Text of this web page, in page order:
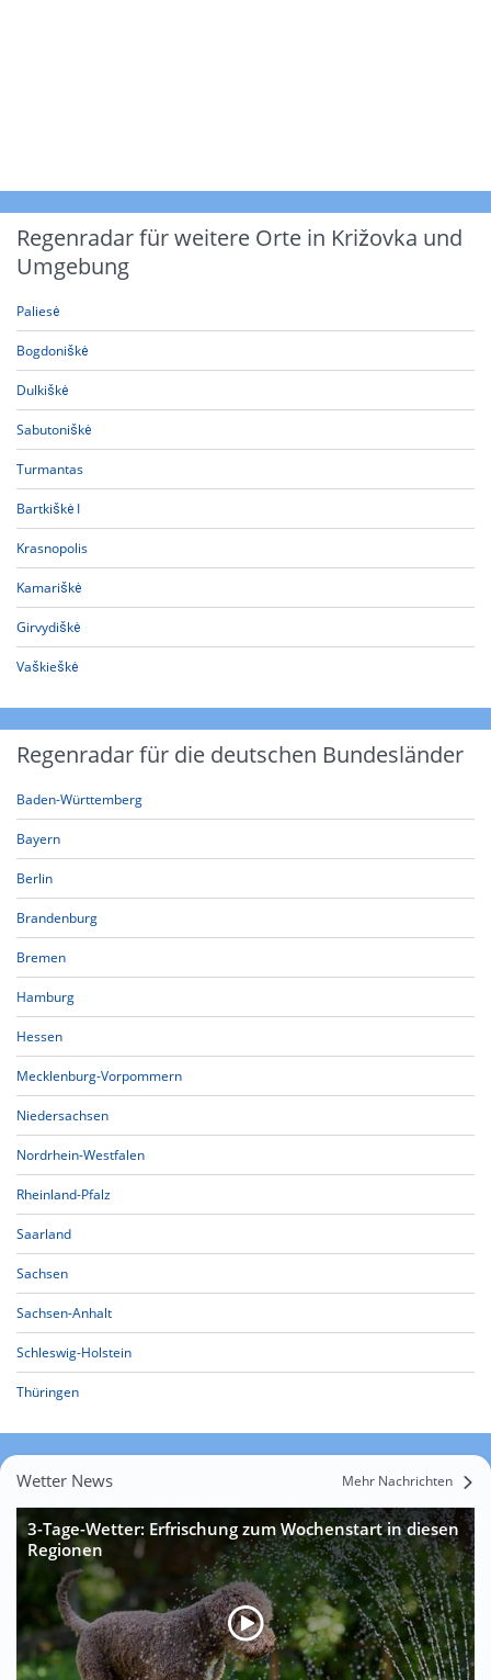
Regenradar für weitere Orte in Križovka und
Umgebung
Paliesė
Bogdoniškė
Dulkiškė
Sabutoniškė
Turmantas
Bartkiškė I
Krasnopolis
Kamariškė
Girvydiškė
Vaškieškė
Regenradar für die deutschen Bundesländer
Baden-Württemberg
Bayern
Berlin
Brandenburg
Bremen
Hamburg
Hessen
Mecklenburg-Vorpommern
Niedersachsen
Nordrhein-Westfalen
Rheinland-Pfalz
Saarland
Sachsen
Sachsen-Anhalt
Schleswig-Holstein
Thüringen
Wetter News Mehr Nachrichten
3-Tage-Wetter: Erfrischung zum Wochenstart in diesen
Regionen